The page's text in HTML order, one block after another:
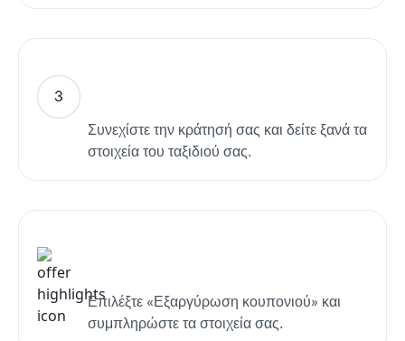
Συνεχίστε την κράτησή σας και δείτε ξανά τα
στοιχεία του ταξιδιού σας.
Επιλέξτε «Εξαργύρωση κουπονιού» και
συμπληρώστε τα στοιχεία σας.